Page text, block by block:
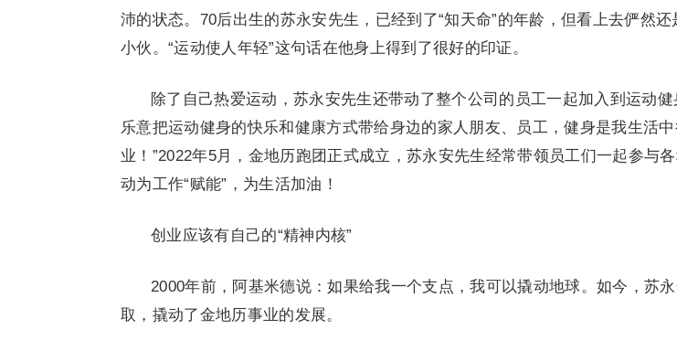
沛的状态。70后出生的苏永安先生，已经到了“知天命”的年龄，但看上去俨然
小伙。“运动使人年轻”这句话在他身上得到了很好的印证。
除了自己热爱运动，苏永安先生还带动了整个公司的员工一起加入到运动健
乐意把运动健身的快乐和健康方式带给身边的家人朋友、员工，健身是我生活
业！”2022年5月，金地历跑团正式成立，苏永安先生经常带领员工们一起参与
动为工作“赋能”，为生活加油！
创业应该有自己的“精神内核”
2000年前，阿基米德说：如果给我一个支点，我可以撬动地球。如今，苏
取，撬动了金地历事业的发展。